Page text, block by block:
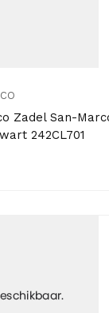
Zadel San-
242CL701